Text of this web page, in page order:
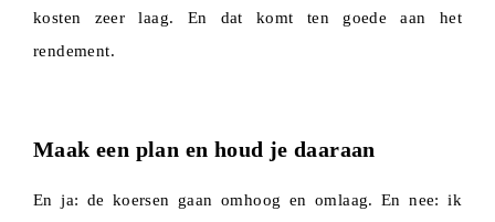
kosten zeer laag. En dat komt ten goede aan het
rendement.
Maak een plan en houd je daaraan
En ja: de koersen gaan omhoog en omlaag. En nee: ik